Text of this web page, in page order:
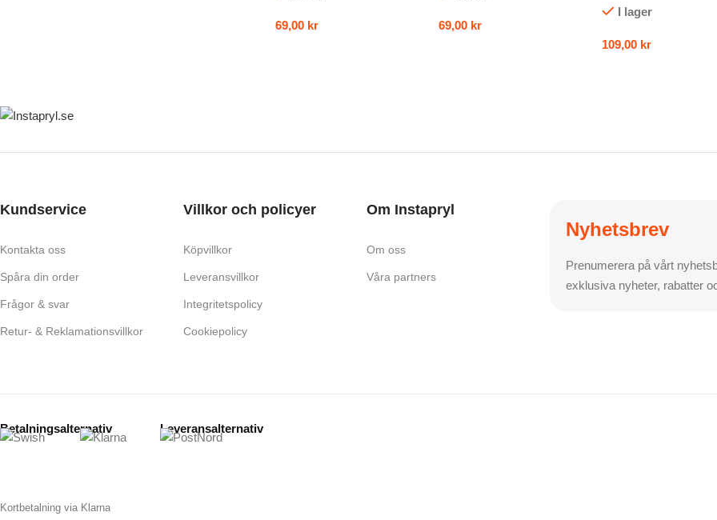
69,00 kr 69,00 kr
I lager
109,00 kr
Kundservice
Kontakta oss
Spåra din order
Frågor & svar
Retur- & Reklamationsvillkor
Villkor och policyer
Köpvillkor
Leveransvillkor
Integritetspolicy
Cookiepolicy
Om Instapryl
Om oss
Våra partners
Nyhetsbrev
Prenumerera på vårt
exklusiva nyheter, rabatter
Betalningsalternativ
Kortbetalning via Klarna
Leveransalternativ